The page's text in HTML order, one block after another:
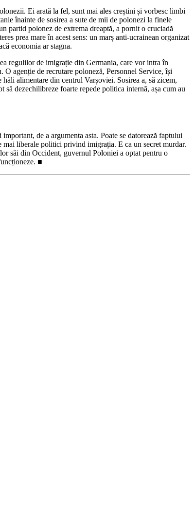
Ei arată la fel, sunt mai ales creștini și vorbesc limbi
înainte de sosirea a sute de mii de polonezi la finele
partid polonez de extrema dreaptă, a pornit o cruciadă
prea mare în acest sens: un marș anti-ucrainean organizat
economia ar stagna.
regulilor de imigrație din Germania, care vor intra în
agenție de recrutare poloneză, Personnel Service, își
alimentare din centrul Varșoviei. Sosirea a, să zicem,
dezechilibreze foarte repede politica internă, așa cum au
de a argumenta asta. Poate se datorează faptului
mai liberale politici privind imigrația. E ca un secret murdar.
săi din Occident, guvernul Poloniei a optat pentru o
■